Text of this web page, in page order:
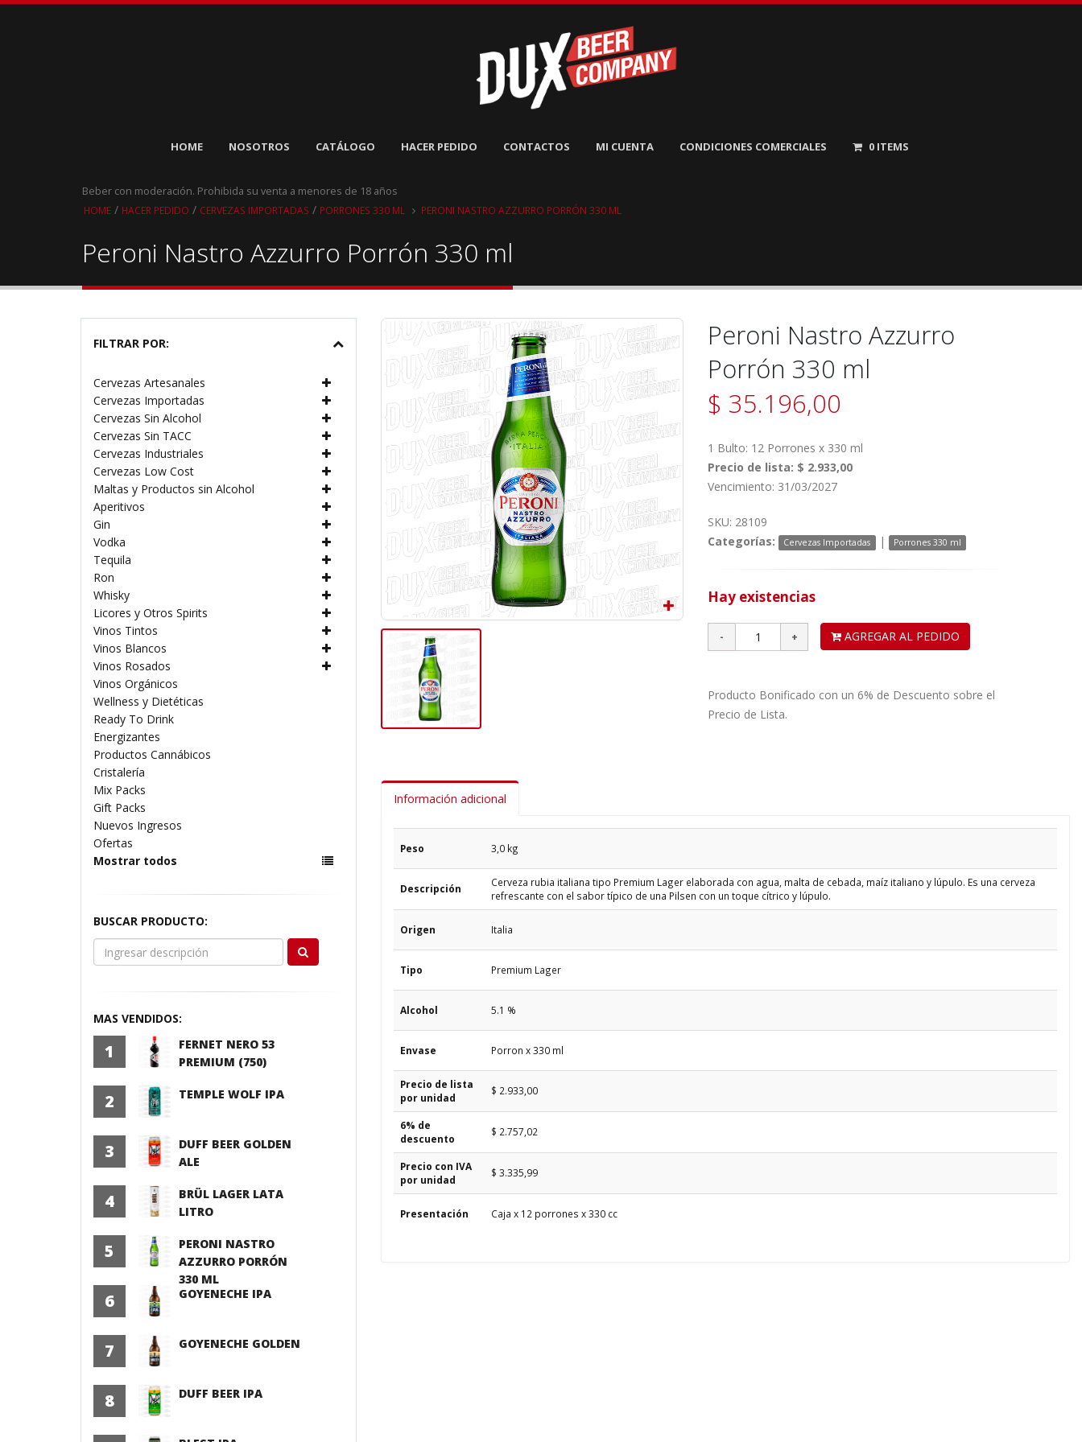
HOME NOSOTROS CATÁLOGO HACER PEDIDO CONTACTOS MI CUENTA CONDICIONES COMERCIALES 0ITEMS
Beber con moderación. Prohibida su venta a menores de 18 años
HOME / HACER PEDIDO / CERVEZAS IMPORTADAS / PORRONES 330 ML PERONI NASTRO AZZURRO PORRÓN 330 ML
Peroni Nastro Azzurro Porrón 330 ml
FILTRAR POR:
Cervezas Artesanales
Cervezas Importadas
Cervezas Sin Alcohol
Cervezas Sin TACC
Cervezas Industriales
Cervezas Low Cost
Maltas y Productos sin Alcohol
Aperitivos
Gin
Vodka
Tequila
Ron
Whisky
Licores y Otros Spirits
Vinos Tintos
Vinos Blancos
Vinos Rosados
Vinos Orgánicos
Wellness y Dietéticas
Ready To Drink
Energizantes
Productos Cannábicos
Cristalería
Mix Packs
Gift Packs
Nuevos Ingresos
Ofertas
Mostrar todos
BUSCAR PRODUCTO:
MAS VENDIDOS:
1
FERNET NERO 53
PREMIUM (750)
2 TEMPLE WOLF IPA
3
DUFF BEER GOLDEN
ALE
4
BRÜL LAGER LATA
LITRO
5
PERONI NASTRO
AZZURRO PORRÓN
330 ML
6 GOYENECHE IPA
7 GOYENECHE GOLDEN
8 DUFF BEER IPA
Peroni Nastro Azzurro
Porrón 330 ml
$ 35.196,00
1 Bulto: 12 Porrones x 330 ml
Precio de lista: $ 2.933,00
Vencimiento: 31/03/2027
SKU: 28109
Categorías: Cervezas Importadas | Porrones 330 ml
Hay existencias
AGREGAR AL PEDIDO
Producto Bonificado con un 6% de Descuento sobre el
Precio de Lista.
Información adicional
Peso 3,0 kg
Descripción
Cerveza rubia italiana tipo Premium Lager elaborada con agua, malta de cebada, maíz italiano y lúpulo. Es una cerveza
refrescante con el sabor típico de una Pilsen con un toque cítrico y lúpulo.
Origen Italia
Tipo Premium Lager
Alcohol 5.1 %
Envase Porron x 330 ml
Precio de lista
por unidad
$ 2.933,00
6% de
descuento
$ 2.757,02
Precio con IVA
por unidad
$ 3.335,99
Presentación Caja x 12 porrones x 330 cc